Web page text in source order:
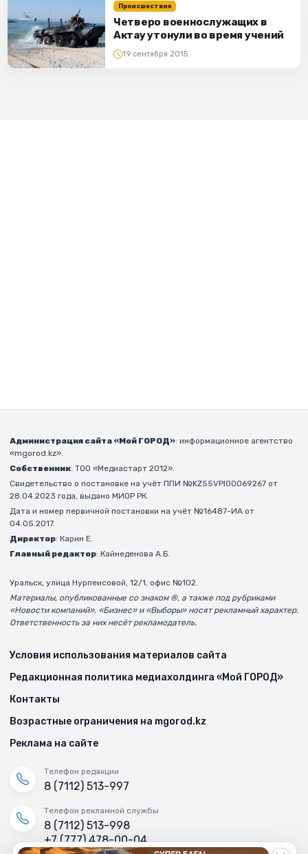
Происшествия
Четверо военнослужащих в
Актау утонули во время учений
19 сентября 2015
Администрация сайта «Мой ГОРОД»: информационное агентство
«mgorod.kz».
Собственник: ТОО «Медиастарт 2012».
Свидетельство о постановке на учёт ППИ №KZ55VPI00069267 от
28.04.2023 года, выдано МИОР РК.
Дата и номер первичной постановки на учёт №16487-ИА от
04.05.2017.
Директор: Карин Е.
Главный редактор: Кайнеденова А.Б.
Уральск, улица Нурпеисовой, 12/1, офис №102.
Материалы, опубликованные со знаком ®, а также под рубриками
«Новости компаний», «Бизнес» и «Выборы» носят рекламный характер.
Ответственность за них несёт рекламодатель.
Условия использования материалов сайта
Редакционная политика медиахолдинга «Мой ГОРОД»
Контакты
Возрастные ограничения на mgorod.kz
Реклама на сайте
Телефон редакции
8 (7112) 513-997
Телефон рекламной службы
8 (7112) 513-998
+7 (777) 478-00-04